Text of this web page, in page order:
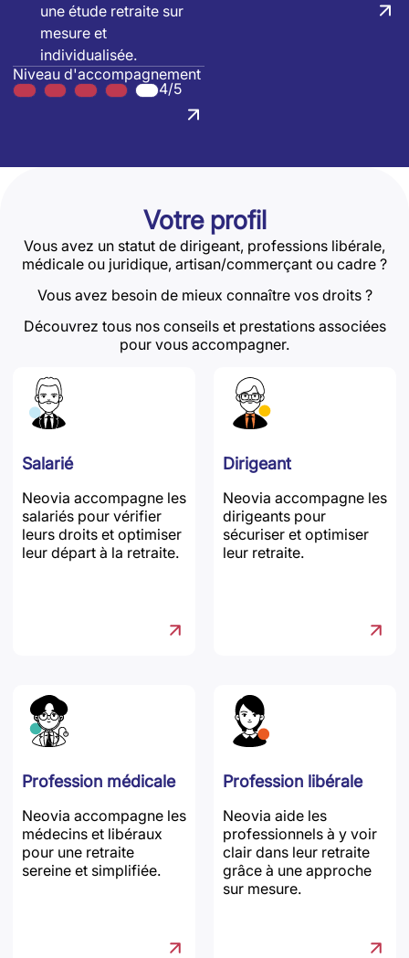
une étude retraite sur
mesure et
individualisée.
Niveau d'accompagnement
4/5
Votre profil
Vous avez un statut de dirigeant, professions libérale,
médicale ou juridique, artisan/commerçant ou cadre ?
Vous avez besoin de mieux connaître vos droits ?
Découvrez tous nos conseils et prestations associées
pour vous accompagner.
Salarié
Neovia accompagne les
salariés pour vérifier
leurs droits et optimiser
leur départ à la retraite.
Dirigeant
Neovia accompagne les
dirigeants pour
sécuriser et optimiser
leur retraite.
Profession médicale
Neovia accompagne les
médecins et libéraux
pour une retraite
sereine et simplifiée.
Profession libérale
Neovia aide les
professionnels à y voir
clair dans leur retraite
grâce à une approche
sur mesure.